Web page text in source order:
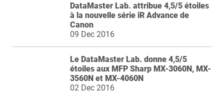
DataMaster Lab. attribue 4,5/5 étoiles
à la nouvelle série iR Advance de
Canon
09 Dec 2016
Le DataMaster Lab. donne 4,5/5
étoiles aux MFP Sharp MX-3060N, MX-
3560N et MX-4060N
02 Dec 2016